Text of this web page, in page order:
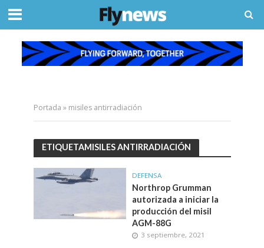
Portada » misiles antirradiación
ETIQUETAMISILES ANTIRRADIACIÓN
DEFENSA
Northrop Grumman
autorizada a iniciar la
producción del misil
AGM-88G
3 septiembre, 2021